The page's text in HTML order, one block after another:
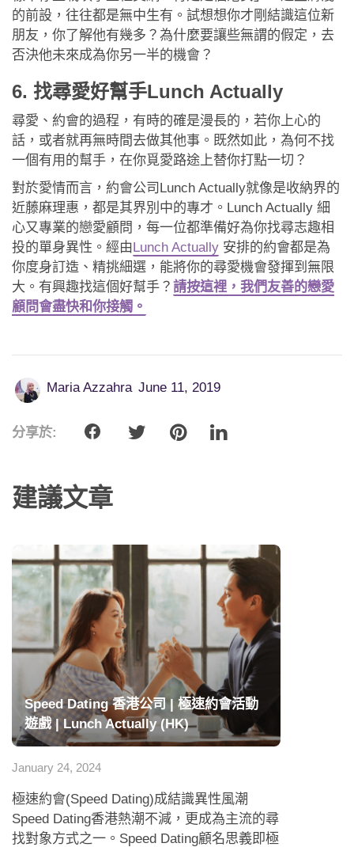
的前設，往往都是無中生有。試想想你才剛結識這位新
朋友，你了解他有幾多？為什麼要讓些無謂的假定，去
否決他未來成為你另一半的機會？
6. 找尋愛好幫手Lunch Actually
尋愛、約會的過程，有時的確是漫長的，若你上心的
話，或者就再無時間去做其他事。既然如此，為何不找
一個有用的幫手，在你覓愛路途上替你打點一切？
對於愛情而言，約會公司Lunch Actually就像是收納界的
近藤麻理惠，都是其界別中的專才。Lunch Actually 細
心又專業的戀愛顧問，每一位都準備好為你找尋志趣相
投的單身異性。經由Lunch Actually 安排的約會都是為
你度身訂造、精挑細選，能將你的尋愛機會發揮到無限
大。有興趣找這個好幫手？ 請按這裡，我們友善的戀愛
顧問會盡快和你接觸。
Maria Azzahra June 11, 2019
分享於:
建議文章
Speed Dating 香港公司 | 極速約會活動
遊戲 | Lunch Actually (HK)
January 24, 2024
極速約會(Speed Dating)成結識異性風潮
Speed Dating香港熱潮不減，更成為主流的尋
找對象方式之一。Speed Dating顧名思義即極